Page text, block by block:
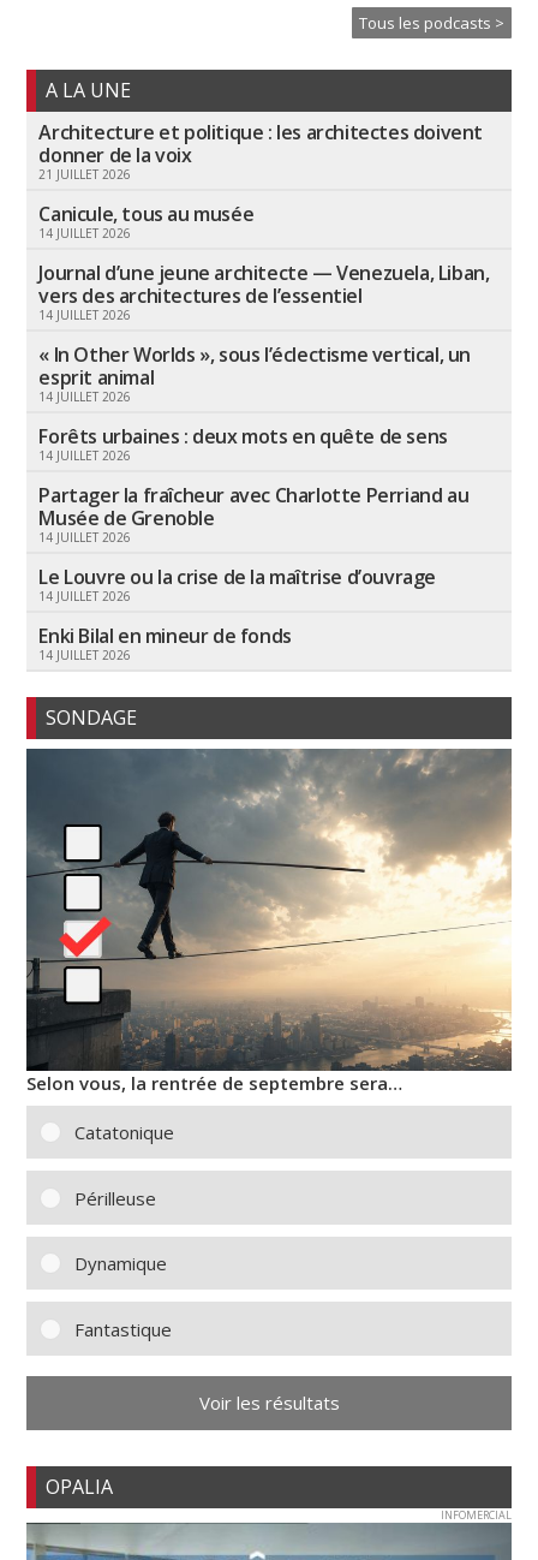
Tous les podcasts >
A LA UNE
Architecture et politique : les architectes doivent
donner de la voix
21 JUILLET 2026
Canicule, tous au musée
14 JUILLET 2026
Journal d’une jeune architecte — Venezuela, Liban,
vers des architectures de l’essentiel
14 JUILLET 2026
« In Other Worlds », sous l’éclectisme vertical, un
esprit animal
14 JUILLET 2026
Forêts urbaines : deux mots en quête de sens
14 JUILLET 2026
Partager la fraîcheur avec Charlotte Perriand au
Musée de Grenoble
14 JUILLET 2026
Le Louvre ou la crise de la maîtrise d’ouvrage
14 JUILLET 2026
Enki Bilal en mineur de fonds
14 JUILLET 2026
SONDAGE
Selon vous, la rentrée de septembre sera…
Catatonique
Périlleuse
Dynamique
Fantastique
Voir les résultats
OPALIA
INFOMERCIAL